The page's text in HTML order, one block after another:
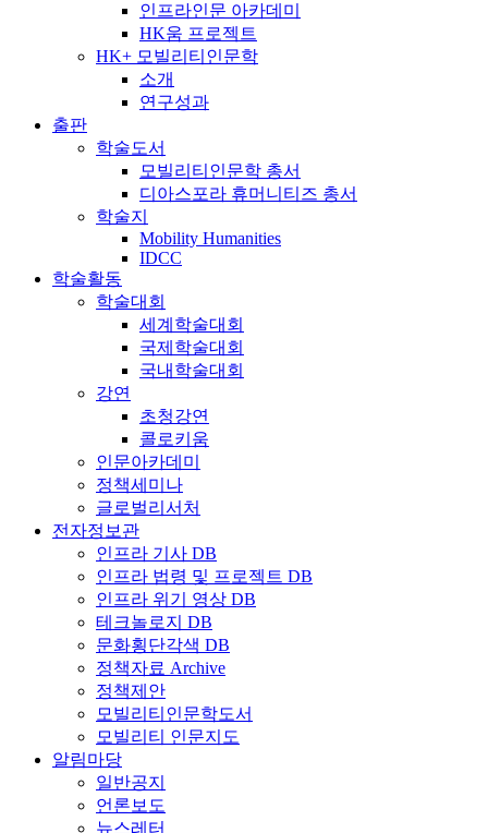
인프라인문 아카데미
HK움 프로젝트
HK+ 모빌리티인문학
소개
연구성과
출판
학술도서
모빌리티인문학 총서
디아스포라 휴머니티즈 총서
학술지
Mobility Humanities
IDCC
학술활동
학술대회
세계학술대회
국제학술대회
국내학술대회
강연
초청강연
콜로키움
인문아카데미
정책세미나
글로벌리서처
전자정보관
인프라 기사 DB
인프라 법령 및 프로젝트 DB
인프라 위기 영상 DB
테크놀로지 DB
문화횡단각색 DB
정책자료 Archive
정책제안
모빌리티인문학도서
모빌리티 인문지도
알림마당
일반공지
언론보도
뉴스레터